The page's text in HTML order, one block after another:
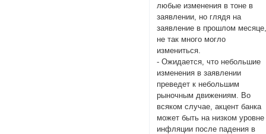
любые изменения в тоне в
заявлении, но глядя на
заявление в прошлом
не так много могло
измениться.
- Ожидается, что небольшие
изменения в заявлении
преведет к небольшим
рыночным движениям. Во
всяком случае, акцент банка
может быть на низком уровне
инфляции после падения в